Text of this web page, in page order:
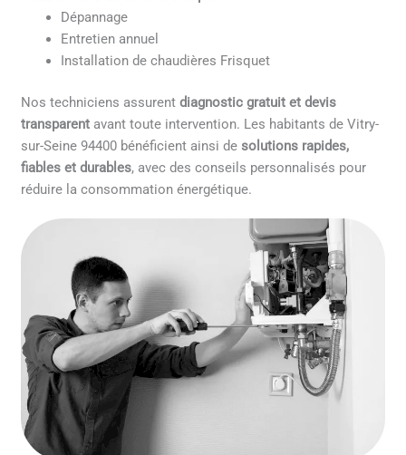
Dépannage
Entretien annuel
Installation de chaudières Frisquet
Nos techniciens assurentdiagnostic gratuit et devis
transparent avant toute intervention. Les habitants de Vitry-
sur-Seine 94400 bénéficient ainsi desolutions rapides,
fiables et durables, avec des conseils personnalisés pour
réduire la consommation énergétique.